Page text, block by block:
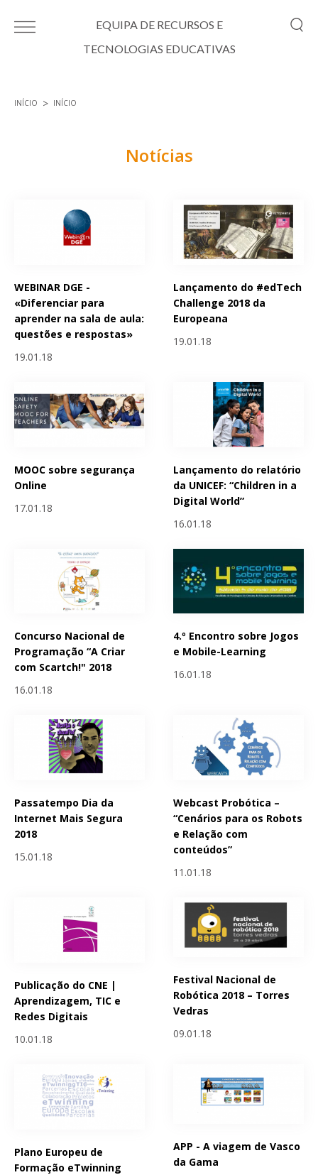
EQUIPA DE RECURSOS E
TECNOLOGIAS EDUCATIVAS
INÍCIO INÍCIO
Notícias
WEBINAR DGE -
«Diferenciar para
aprender na sala de aula:
questões e respostas»
19.01.18
Lançamento do #edTech
Challenge 2018 da
Europeana
19.01.18
MOOC sobre segurança
Online
17.01.18
Lançamento do relatório
da UNICEF: “Children in a
Digital World”
16.01.18
Concurso Nacional de
Programação “A Criar
com Scartch!" 2018
16.01.18
4.º Encontro sobre Jogos
e Mobile-Learning
16.01.18
Passatempo Dia da
Internet Mais Segura
2018
15.01.18
Webcast Probótica –
“Cenários para os Robots
e Relação com
conteúdos”
11.01.18
Publicação do CNE |
Aprendizagem, TIC e
Redes Digitais
10.01.18
Festival Nacional de
Robótica 2018 – Torres
Vedras
09.01.18
Plano Europeu de
Formação eTwinning
APP - A viagem de Vasco
da Gama
Páginas